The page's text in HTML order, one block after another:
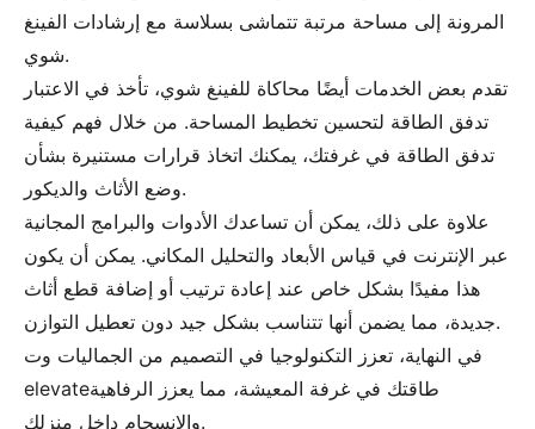
المرونة إلى مساحة مرتبة تتماشى بسلاسة مع إرشادات الفينغ
شوي.
تقدم بعض الخدمات أيضًا محاكاة للفينغ شوي، تأخذ في الاعتبار
تدفق الطاقة لتحسين تخطيط المساحة. من خلال فهم كيفية
تدفق الطاقة في غرفتك، يمكنك اتخاذ قرارات مستنيرة بشأن
وضع الأثاث والديكور.
علاوة على ذلك، يمكن أن تساعدك الأدوات والبرامج المجانية
عبر الإنترنت في قياس الأبعاد والتحليل المكاني. يمكن أن يكون
هذا مفيدًا بشكل خاص عند إعادة ترتيب أو إضافة قطع أثاث
جديدة، مما يضمن أنها تتناسب بشكل جيد دون تعطيل التوازن.
في النهاية، تعزز التكنولوجيا في التصميم من الجماليات وت
elevateطاقتك في غرفة المعيشة، مما يعزز الرفاهية
والانسجام داخل منزلك.